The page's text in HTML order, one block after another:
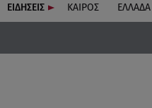
ΕΙΔΗΣΕΙΣ ΚΑΙΡΟΣ ΕΛΛΑΔΑ